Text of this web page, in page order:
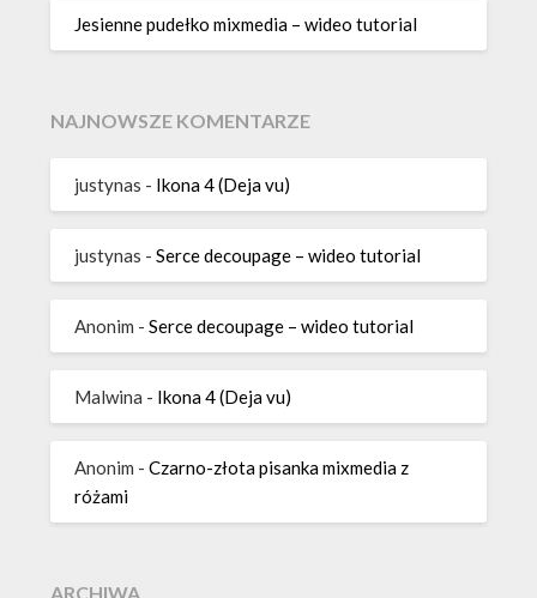
Jesienne pudełko mixmedia – wideo tutorial
NAJNOWSZE KOMENTARZE
justynas - Ikona 4 (Deja vu)
justynas -Serce decoupage – wideo tutorial
Anonim -Serce decoupage – wideo tutorial
Malwina - Ikona 4 (Deja vu)
Anonim -Czarno-złota pisanka mixmedia z
różami
ARCHIWA